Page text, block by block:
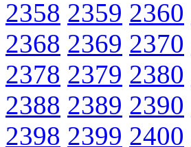
2358 2359 2360
2368 2369 2370
2378 2379 2380
2388 2389 2390
2398 2399 2400